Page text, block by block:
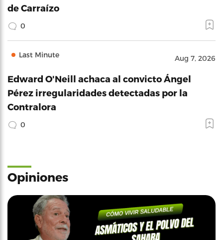
de Carraízo
0
Last Minute Aug 7, 2026
Edward O'Neill achaca al convicto Ángel
Pérez irregularidades detectadas por la
Contralora
0
Opiniones